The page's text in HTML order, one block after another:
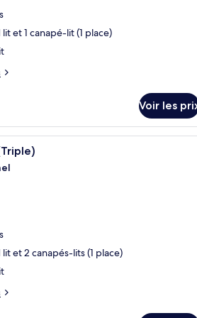
et 1 canapé-lit (1 place)
Voir les
Une chambre d’hôtel avec
et 2 canapés-lits (1 place)